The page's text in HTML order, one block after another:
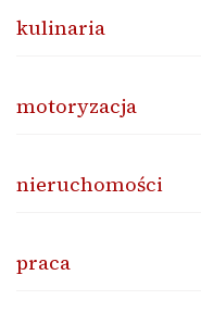
kulinaria
motoryzacja
nieruchomości
praca